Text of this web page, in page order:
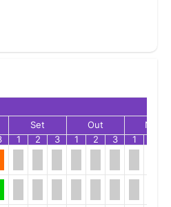
Set Out
Nov
1 2 3 1 2 3 1